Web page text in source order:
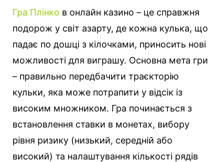
Гра Плінко в онлайн казино – це справжня
подорож у світ азарту, де кожна кулька, що
падає по дошці з кілочками, приносить нові
можливості для виграшу. Основна мета гри
– правильно передбачити траєкторію
кульки, яка може потрапити у відсік із
високим множником. Гра починається з
встановлення ставки в монетах, вибору
рівня ризику (низький, середній або
високий) та налаштування кількості рядів